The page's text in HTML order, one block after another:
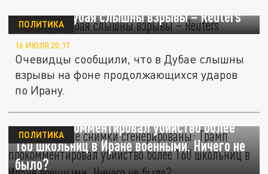
В центре Дубая слышны взрывы – Reuters
ПОЛИТИКА
16 ИЮЛЯ 20:17
Очевидцы сообщили, что в Дубае слышны
взрывы на фоне продолжающихся ударов
по Ирану.
"Возможно, те снимки сгенерированы":
Трамп прокомментировал убийство более
160 школьниц в Иране военными. Ничего не
было?
ПОЛИТИКА